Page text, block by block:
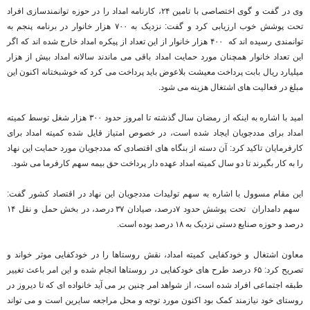
وی در گفت و گوی اختصاصی با تامین ۲۴، کارنامه امداد را در حوزه توانمندسازی افراد
تحت پوشش خوب ارزیابی کرد و گفت: نزدیک به ۷۰۰ هزار خانوار در برنامه پنجم به
توانمندی رسیده اند که ۴۰۰ هزار خانوار از این تعداد از پیکره امداد خارج شده اند که اگر
این تعداد خانوار همچنان مورد حمایت امداد باقی می ماندند سالانه امداد بیش از هزار
میلیارد ریال بابت پرداخت معیشت بلاعوض باید پرداخت می کرد که خوشبختانه اکنون این
مبلغ در فعالیت های اشتغال هزینه می شود.
امید با اشاره به اینکه از رمضان سال گذشته تا امروز حدود ۳۰۰ هزار شغل توسط کمیته
امداد برای مددجویان ایجاد شده است، در خصوص امتیاز قایل شده کمیته امداد برای
کارفرمایان تاکید کرد: آن دسته از بنگاه های اقتصادی که مددجویان مورد حمایت این نهاد
را به کار بگیرند تا دو سال کمیته امداد عهده دار پرداخت حق بیمه سهم کارفرما می شود.
این مقام مسوول با اشاره به سهم تولیدات مددجویان این نهاد در اقتصاد کشور گفت:
سهم دامداران تحت پوشش حدود ۷درصد، صیادان ۳۷ درصد، در بخش حمل و نقل ۱۴
درصد و حوزه صنایع دستی نزدیک به ۱۸ درصد بوده است.
معاون اشتغال و خودکفایی کمیته امداد، نقش روستاها را در خودکفایی موثر خواند و
تصریح کرد: ۶۵ درصد طرح های خودکفایی در روستاها انجام شده و این امر باعث تغییر
طبقه اجتماعی افراد شده است، از شواهد امر چنین بر می آید خانواده ای که تا دیروز در
روستای خود نیازمند کمک بود اکنون مورد توجه و محل مراجعه سایرین است و می تواند